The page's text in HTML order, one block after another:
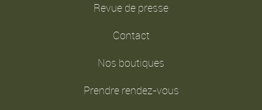
Revue de presse
Contact
Nos boutiques
Prendre rendez-vous